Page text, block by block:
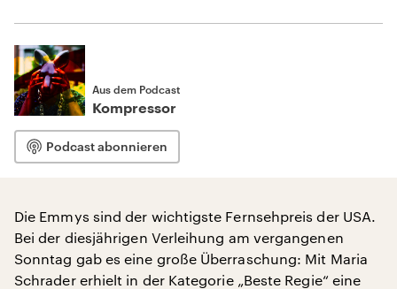
Aus dem Podcast
Kompressor
Podcast abonnieren
Die Emmys sind der wichtigste Fernsehpreis der USA.
Bei der diesjährigen Verleihung am vergangenen
Sonntag gab es eine große Überraschung: Mit Maria
Schrader erhielt in der Kategorie „Beste Regie“ eine